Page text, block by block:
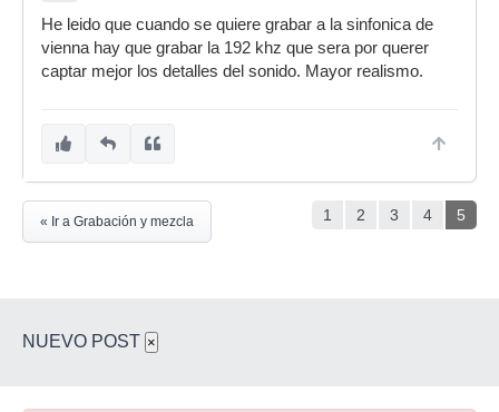
He leido que cuando se quiere grabar a la sinfonica de
vienna hay que grabar la 192 khz que sera por querer
captar mejor los detalles del sonido. Mayor realismo.
1 2 3 4 5
« Ir a Grabación y mezcla
NUEVO POST ×